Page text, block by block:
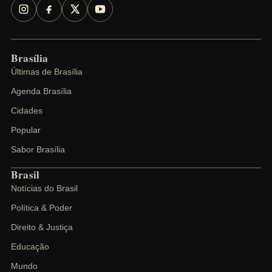
Brasília
Últimas de Brasília
Agenda Brasília
Cidades
Popular
Sabor Brasília
Brasil
Notícias do Brasil
Política & Poder
Direito & Justiça
Educação
Mundo